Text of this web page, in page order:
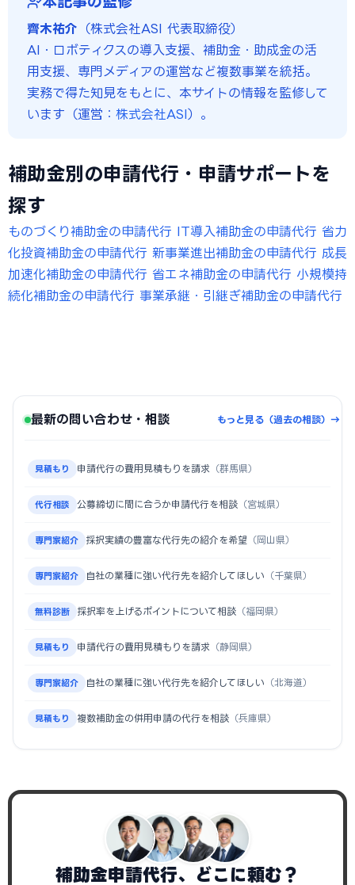
齊木祐介 （株式会社ASI 代表取締役）
AI・ロボティクスの導入支援、補助金・助成金の活
用支援、専門メディアの運営など複数事業を統括。
実務で得た知見をもとに、本サイトの情報を監修して
います（運営： 株式会社ASI）。
補助金別の申請代行・申請サポートを
探す
ものづくり補助金の申請代行 IT導入補助金の申請代行 省力
化投資補助金の申請代行 新事業進出補助金の申請代行 成長
加速化補助金の申請代行 省エネ補助金の申請代行 小規模持
続化補助金の申請代行 事業承継・引継ぎ補助金の申請代行
最新の問い合わせ・相談 もっと見る（過去の相談）→
見積もり 申請代行の費用見積もりを請求 （群馬県）
代行相談 公募締切に間に合うか申請代行を相談 （宮城県）
専門家紹介 採択実績の豊富な代行先の紹介を希望 （岡山県）
専門家紹介 自社の業種に強い代行先を紹介してほしい （千葉県）
無料診断 採択率を上げるポイントについて相談 （福岡県）
見積もり 申請代行の費用見積もりを請求 （静岡県）
専門家紹介 自社の業種に強い代行先を紹介してほしい （北海道）
見積もり 複数補助金の併用申請の代行を相談 （兵庫県）
補助金申請代行、どこに頼む？